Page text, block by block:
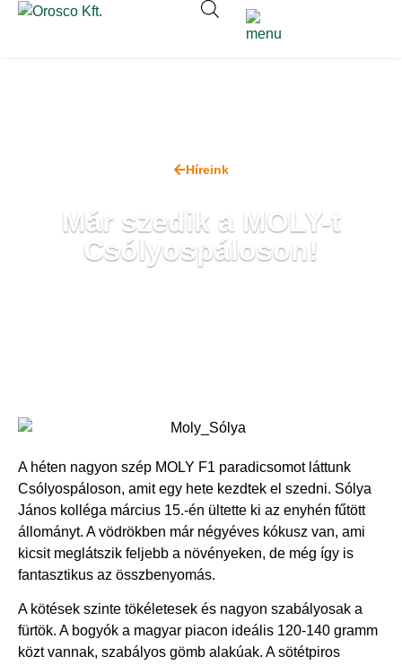
Híreink
Már szedik a MOLY-t
Csólyospáloson!
A héten nagyon szép MOLY F1 paradicsomot láttunk
Csólyospáloson, amit egy hete kezdtek el szedni. Sólya
János kolléga március 15.-én ültette ki az enyhén fűtött
állományt. A vödrökben már négyéves kókusz van, ami
kicsit meglátszik feljebb a növényeken, de még így is
fantasztikus az összbenyomás.
A kötések szinte tökéletesek és nagyon szabályosak a
fürtök. A bogyók a magyar piacon ideális 120-140 gramm
közt vannak, szabályos gömb alakúak. A sötétpiros